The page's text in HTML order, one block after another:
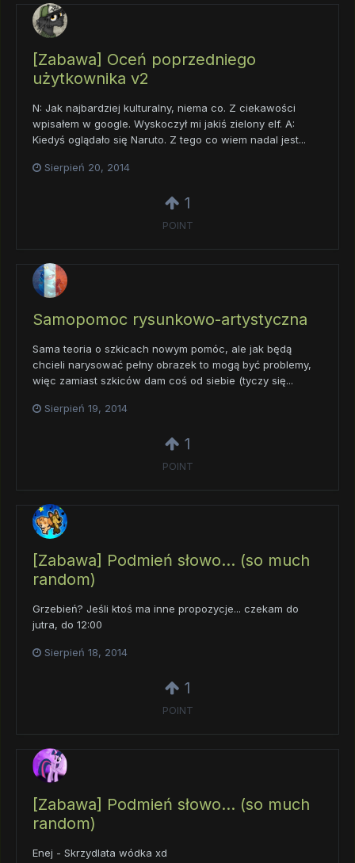
[Zabawa] Oceń poprzedniego
użytkownika v2
N: Jak najbardziej kulturalny, niema co. Z ciekawości
wpisałem w google. Wyskoczył mi jakiś zielony elf. A:
Kiedyś oglądało się Naruto. Z tego co wiem nadal jest...
Sierpień 20, 2014
1
POINT
Samopomoc rysunkowo-artystyczna
Sama teoria o szkicach nowym pomóc, ale jak będą
chcieli narysować pełny obrazek to mogą być problemy,
więc zamiast szkiców dam coś od siebie (tyczy się...
Sierpień 19, 2014
1
POINT
[Zabawa] Podmień słowo... (so much
random)
Grzebień? Jeśli ktoś ma inne propozycje... czekam do
jutra, do 12:00
Sierpień 18, 2014
1
POINT
[Zabawa] Podmień słowo... (so much
random)
Enej - Skrzydlata wódka xd